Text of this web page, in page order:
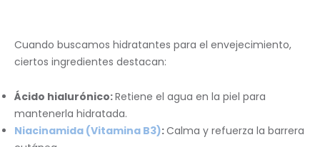
Cuando buscamos hidratantes para el envejecimiento,
ciertos ingredientes destacan:
Ácido hialurónico:Retiene el agua en la piel para
mantenerla hidratada.
Niacinamida (Vitamina B3):Calma y refuerza la barrera